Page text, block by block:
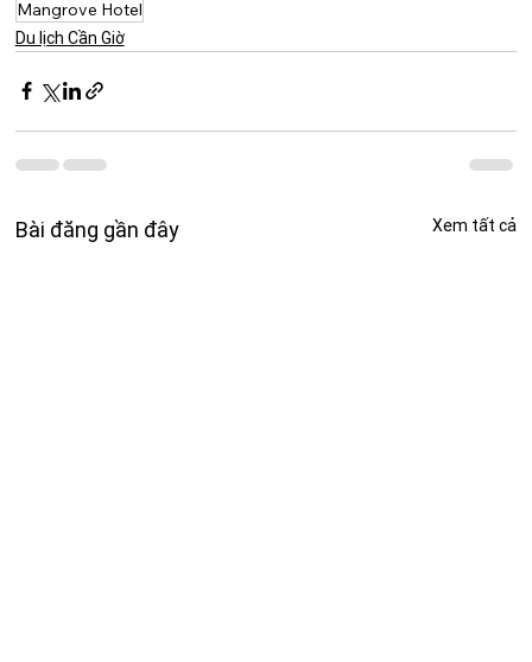
Mangrove Hotel
Du lịch Cần Giờ
Bài đăng gần đây Xem tất cả